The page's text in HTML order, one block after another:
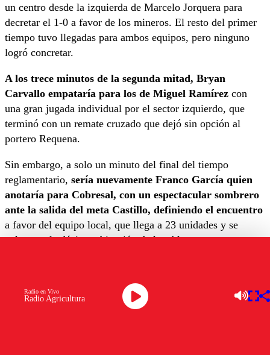
un centro desde la izquierda de Marcelo Jorquera para
decretar el 1-0 a favor de los mineros. El resto del primer
tiempo tuvo llegadas para ambos equipos, pero ninguno
logró concretar.
A los trece minutos de la segunda mitad, Bryan
Carvallo empataría para los de Miguel Ramírez con
una gran jugada individual por el sector izquierdo, que
terminó con un remate cruzado que dejó sin opción al
portero Requena.
Sin embargo, a solo un minuto del final del tiempo
reglamentario, sería nuevamente Franco García quien
anotaría para Cobresal, con un espectacular sombrero
ante la salida del meta Castillo, definiendo el encuentro
a favor del equipo local, que llega a 23 unidades y se
coloca en la décima ubicación de la tabla, cuatro puntos
Lo próximo para Cobresal será el duelo ante Palestino el
próximo domingo 25 de agosto en La Cisterna, mientras
que los ‘Dragones Celestes’ enfrentarán a el sábado 24 de
Radio Agricultura
Radio en Vivo